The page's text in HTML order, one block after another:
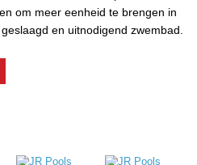
om meer eenheid te brengen in
en uitnodigend zwembad.